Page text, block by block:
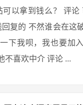
可以拿到钱么？ 评论
复的 不然谁会在这
下我呗，我也要加
不喜欢中介 评论 ...